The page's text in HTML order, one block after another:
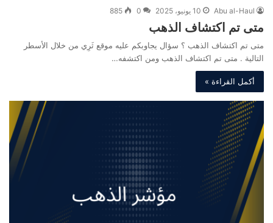
Abu al-Haul 10 يونيو، 2025 0
885
متى تم اكتشاف الذهب
متى تم اكتشاف الذهب ؟ سؤال يجاوبكم عليه موقع ثَرِي من خلال الأسطر
التالية . متى تم اكتشاف الذهب ومن اكتشفه…
أكمل القراءة »